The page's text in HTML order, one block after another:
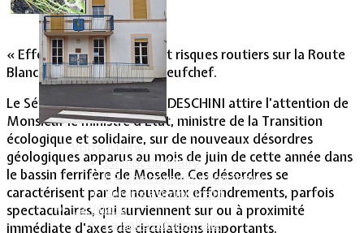
Votre Mairie
Le mot du Maire
CR des conseils municipaux
Service administratif
Le Village
La salle communale
« Effondrements miniers et risques routiers sur la Route
Blanche reliant Fontoy à Neufchef.
Le Sénateur Jean-Marc TODESCHINI attire l’attention de
Monsieur le ministre d'État, ministre de la Transition
écologique et solidaire, sur de nouveaux désordres
géologiques apparus au mois de juin de cette année dans
le bassin ferrifère de Moselle. Ces désordres se
caractérisent par de nouveaux effondrements, parfois
spectaculaires, qui surviennent sur ou à proximité
immédiate d'axes de circulations importants.